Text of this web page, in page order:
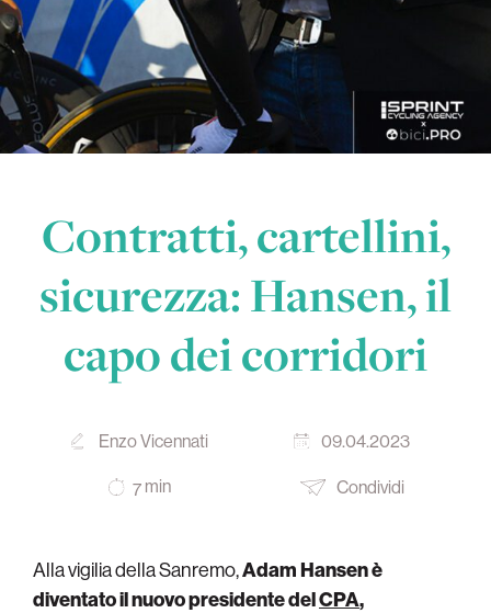
Contratti, cartellini,
sicurezza: Hansen, il
capo dei corridori
Enzo Vicennati 09.04.2023
7 min Condividi
Alla vigilia della Sanremo,Adam Hansen è
diventato il nuovo presidente delCPA,